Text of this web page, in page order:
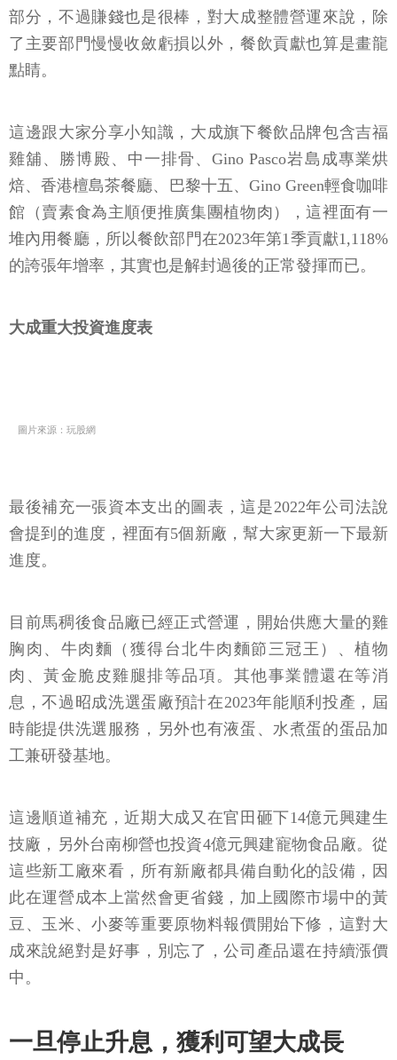
部分，不過賺錢也是很棒，對大成整體營運來說，除
了主要部門慢慢收斂虧損以外，餐飲貢獻也算是畫龍
點睛。
這邊跟大家分享小知識，大成旗下餐飲品牌包含吉福
雞舖、勝博殿、中一排骨、Gino Pasco岩島成專業烘
焙、香港檀島茶餐廳、巴黎十五、Gino Green輕食咖啡
館（賣素食為主順便推廣集團植物肉），這裡面有一
堆內用餐廳，所以餐飲部門在2023年第1季貢獻1,118%
的誇張年增率，其實也是解封過後的正常發揮而已。
大成重大投資進度表
圖片來源：玩股網
最後補充一張資本支出的圖表，這是2022年公司法說
會提到的進度，裡面有5個新廠，幫大家更新一下最新
進度。
目前馬稠後食品廠已經正式營運，開始供應大量的雞
胸肉、牛肉麵（獲得台北牛肉麵節三冠王）、植物
肉、黃金脆皮雞腿排等品項。其他事業體還在等消
息，不過昭成洗選蛋廠預計在2023年能順利投產，屆
時能提供洗選服務，另外也有液蛋、水煮蛋的蛋品加
工兼研發基地。
這邊順道補充，近期大成又在官田砸下14億元興建生
技廠，另外台南柳營也投資4億元興建寵物食品廠。從
這些新工廠來看，所有新廠都具備自動化的設備，因
此在運營成本上當然會更省錢，加上國際市場中的黃
豆、玉米、小麥等重要原物料報價開始下修，這對大
成來說絕對是好事，別忘了，公司產品還在持續漲價
中。
一旦停止升息，獲利可望大成長